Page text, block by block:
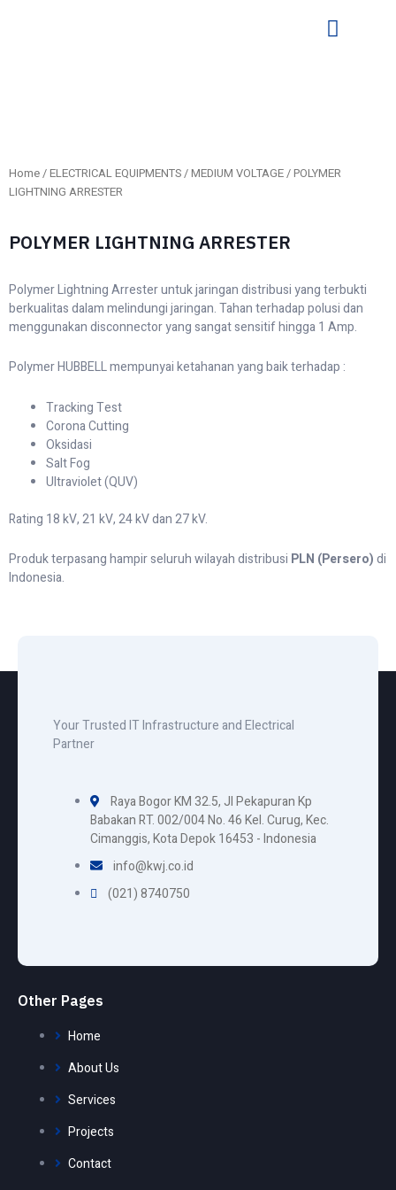
Home/ELECTRICAL EQUIPMENTS/MEDIUM VOLTAGE/ POLYMER
LIGHTNING ARRESTER
POLYMER LIGHTNING ARRESTER
Polymer Lightning Arrester untuk jaringan distribusi yang terbukti
berkualitas dalam melindungi jaringan. Tahan terhadap polusi dan
menggunakan disconnector yang sangat sensitif hingga 1 Amp.
Polymer HUBBELL mempunyai ketahanan yang baik terhadap :
Tracking Test
Corona Cutting
Oksidasi
Salt Fog
Ultraviolet (QUV)
Rating 18 kV, 21 kV, 24 kV dan 27 kV.
Produk terpasang hampir seluruh wilayah distribusi PLN (Persero)di
Indonesia.
Your Trusted IT Infrastructure and Electrical
Partner
Raya Bogor KM 32.5, Jl Pekapuran Kp
Babakan RT. 002/004 No. 46 Kel. Curug, Kec.
Cimanggis, Kota Depok 16453 - Indonesia
info@kwj.co.id
(021) 8740750
Other Pages
Home
About Us
Services
Projects
Contact